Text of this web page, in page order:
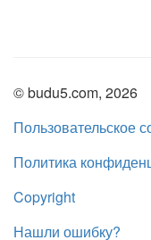
© budu5.com, 2026
Пользовательское
Политика
Copyright
Нашли ошибку?